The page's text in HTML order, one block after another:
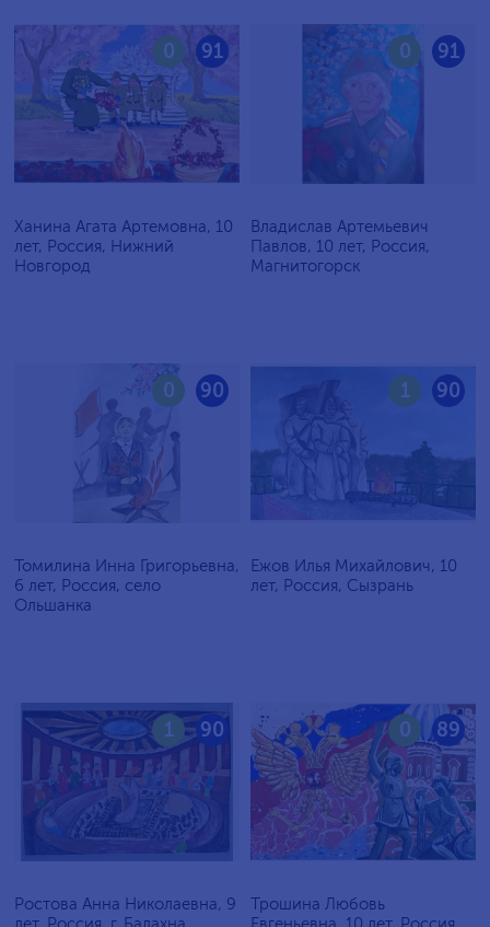
91
0
Ханина Агата Артемовна, 10
лет, Россия, Нижний
Новгород
91
0
Владислав Артемьевич
Павлов, 10 лет, Россия,
Магнитогорск
90
0
Томилина Инна Григорьевна,
6 лет, Россия, село
Ольшанка
90
1
Ежов Илья Михайлович, 10
лет, Россия, Сызрань
90
1
Ростова Анна Николаевна, 9
89
0
Трошина Любовь